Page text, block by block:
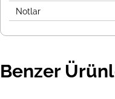
Notlar
Benzer